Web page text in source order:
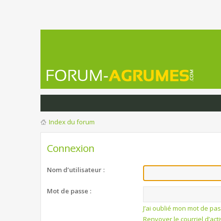
Index du forum
Connexion
Nom d’utilisateur :
Mot de passe :
J’ai oublié mon mot de
Renvoyer le courriel